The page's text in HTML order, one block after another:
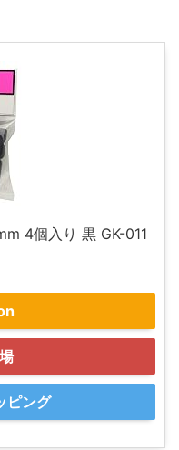
4個入り 黒 GK-011
ピング